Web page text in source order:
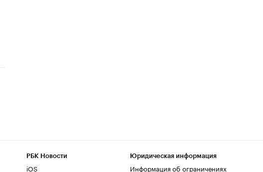
РБК Новости
iOS
Юридическая информация
Информация об ограничениях